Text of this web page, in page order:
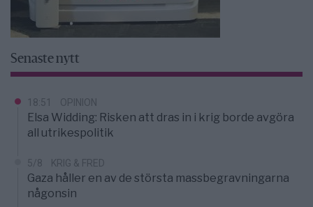
Senaste nytt
18:51 OPINION
Elsa Widding: Risken att dras in i krig borde avgöra
all utrikespolitik
5/8 KRIG & FRED
Gaza håller en av de största massbegravningarna
någonsin